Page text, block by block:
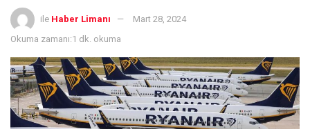
ile Haber Limanı
Mart 28, 2024
Okuma zamanı:1 dk. okuma